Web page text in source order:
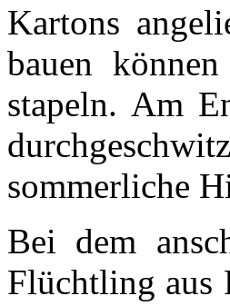
Kartons
bauen
stapeln. Am
sommerliche
Bei dem
Flüchtling aus